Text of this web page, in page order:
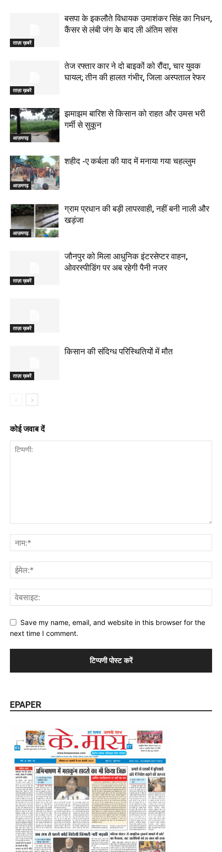
ताज़ा ख़बरें
बसपा के इकलौते विधायक उमाशंकर सिंह का निधन,
कैंसर से लंबी जंग के बाद ली अंतिम सांस
ताज़ा ख़बरें
तेज रफ्तार कार ने दो बाइकों को रौंदा, चार युवक
घायल; तीन की हालत गंभीर, जिला अस्पताल रेफर
आज़मगढ़
झमाझम बारिश से किसान को राहत और उमस भरी
गर्मी से सुकून
आज़मगढ़
शहीद -ए कर्बला की याद में मनाया गया चहल्लुम
आज़मगढ़
ग्राम प्रधान की बड़ी लापरवाही, नहीं बनी नाली और
खड़ंजा
ताज़ा ख़बरें
जौनपुर को मिला आधुनिक इंटरसेप्टर वाहन,
ओवरस्पीडिंग पर अब रहेगी पैनी नजर
ताज़ा ख़बरें
ताज़ा ख़बरें
किसान की संदिग्ध परिस्थितियों में मौत
कोई जवाब दें
Save my name, email, and website in this browser for the
next time I comment.
EPAPER